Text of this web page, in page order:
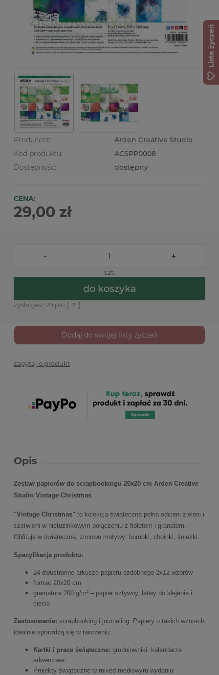
Producent:
Arden Creative Studio
Kod produktu:
ACSPP0008
Dostępność:
dostępny
CENA:
29,00 zł
- +
szt.
do koszyka
Zyskujesz 29 pkt [ ? ]
Dodaj do swojej listy życzeń
zapytaj o produkt
Opis
Zestaw papierów do scrapbookingu 20x20 cm Arden Creative
Studio Vintage Christmas
"Vintage Christmas" to kolekcja świąteczna pełna odcieni zieleni i
czerwieni w nietuzinkowym połączeniu z fioletem i granatem.
Obfituje w świąteczne, zimowe motywy: bombki, choinki, śnieżki.
Specyfikacja produktu:
24 dwustronne arkusze papieru ozdobnego 2x12 wzorów
format 20x20 cm
gramatura 200 g/m² – papier sztywny, łatwy do klejenia i
cięcia
Zastosowanie: scrapbooking i journaling. Papiery o takich wzorach
idealnie sprawdzą się w tworzeniu:
Kartki i prace świąteczne: grudniowniki, kalendarze
adwentowe
Projekty świąteczne w mixed mediowym wydaniu
Lista życzeń